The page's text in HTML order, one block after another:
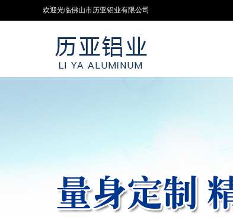
欢迎光临佛山市历亚铝业有限公司